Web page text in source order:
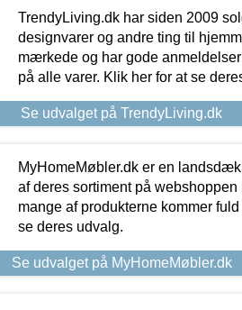
TrendyLiving.dk har siden 2009
designvarer og andre ting til
mærkede og har gode
på alle varer. Klik her for at se
Se udvalget på TrendyLiving.dk
MyHomeMøbler.dk er en
af deres sortiment på
mange af produkterne kommer
se deres udvalg.
Se udvalget på MyHomeMøbler.dk